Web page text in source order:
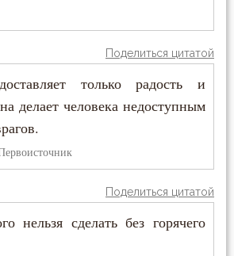
Поделиться цитатой
только радость и
делает человека недоступным
Поделиться цитатой
нельзя сделать без горячего